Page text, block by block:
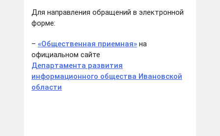
Для направления обращений в электронной
форме:
– «Общественная приемная» на
официальном сайте
Департамента развития
информационного общества Ивановской
области